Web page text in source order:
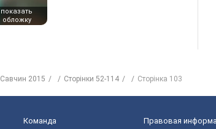
показать
обложку
Савчин 2015 Сторінки 52-114 Сторінка 103
Команда Правовая